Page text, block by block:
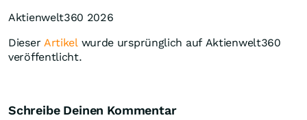
Aktienwelt360 2026
Dieser Artikelwurde ursprünglich auf Aktienwelt360
veröffentlicht.
Schreibe Deinen Kommentar